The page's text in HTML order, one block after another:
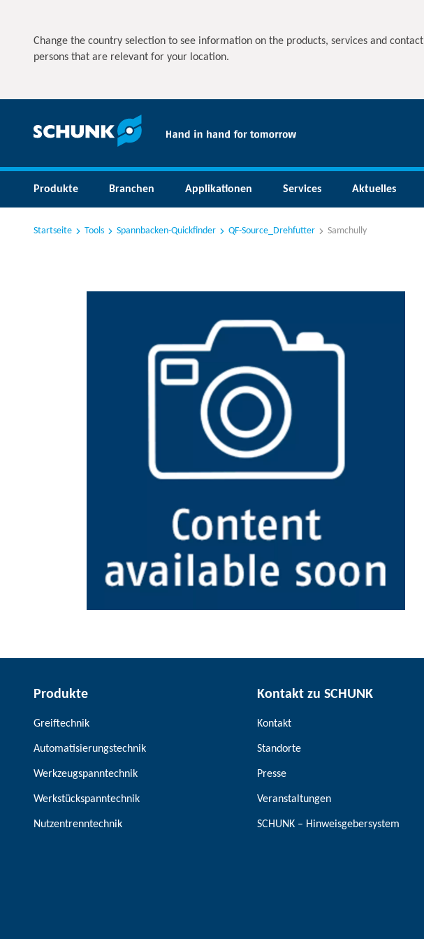
Change the country selection to see information on the products, services and contact
persons that are relevant for your location.
Produkte Branchen Applikationen Services Aktuelles
Startseite Tools Spannbacken-Quickfinder QF-Source_Drehfutter Samchully
Produkte
Greiftechnik
Automatisierungstechnik
Werkzeugspanntechnik
Werkstückspanntechnik
Nutzentrenntechnik
Kontakt zu SCHUNK
Kontakt
Standorte
Presse
Veranstaltungen
SCHUNK – Hinweisgebersystem